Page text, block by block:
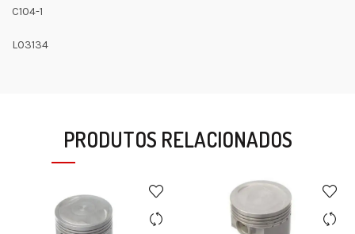
C104-1
L03134
PRODUTOS RELACIONADOS